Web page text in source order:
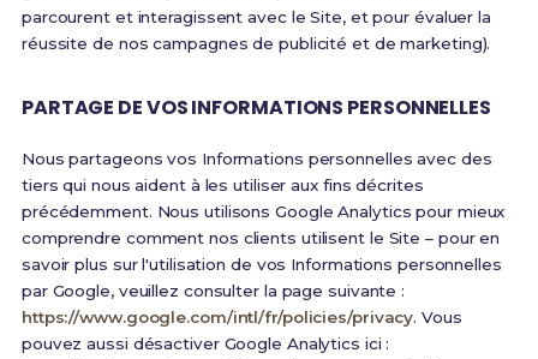
parcourent et interagissent avec le Site, et pour évaluer la
réussite de nos campagnes de publicité et de marketing).
PARTAGE DE VOS INFORMATIONS PERSONNELLES
Nous partageons vos Informations personnelles avec des
tiers qui nous aident à les utiliser aux fins décrites
précédemment. Nous utilisons Google Analytics pour mieux
comprendre comment nos clients utilisent le Site – pour en
savoir plus sur l'utilisation de vos Informations personnelles
par Google, veuillez consulter la page suivante :
https://www.google.com/intl/fr/policies/privacy. Vous
pouvez aussi désactiver Google Analytics ici :